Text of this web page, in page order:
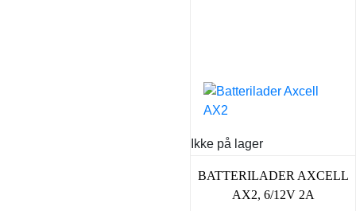
Ikke på lager
BATTERILADER AXCELL
AX2, 6/12V 2A